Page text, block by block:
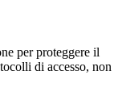
per proteggere il
di accesso, non